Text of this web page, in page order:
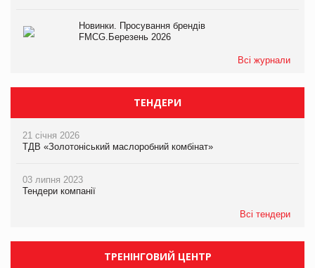
Новинки. Просування брендів
FMCG.Березень 2026
Всі журнали
ТЕНДЕРИ
21 січня 2026
ТДВ «Золотоніський маслоробний комбінат»
03 липня 2023
Тендери компанії
Всі тендери
ТРЕНІНГОВИЙ ЦЕНТР